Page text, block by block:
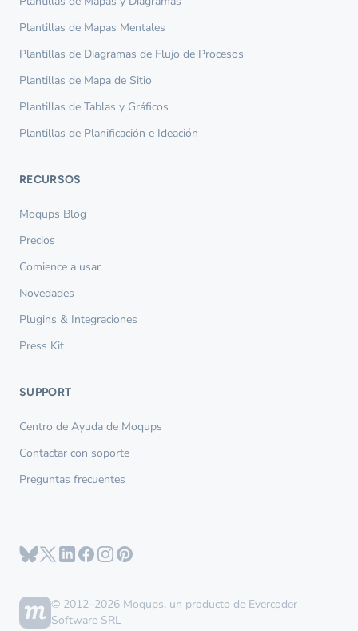
Plantillas de Mapas Mentales
Plantillas de Diagramas de Flujo de Procesos
Plantillas de Mapa de Sitio
Plantillas de Tablas y Gráficos
Plantillas de Planificación e Ideación
RECURSOS
Moqups Blog
Precios
Comience a usar
Novedades
Plugins & Integraciones
Press Kit
SUPPORT
Centro de Ayuda de Moqups
Contactar con soporte
Preguntas frecuentes
© 2012–2026 Moqups, un producto de Evercoder
Software SRL